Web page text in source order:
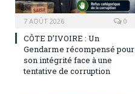
7 AOÛT 2026 0
CÔTE D’IVOIRE : Un
Gendarme récompensé pour
son intégrité face à une
tentative de corruption